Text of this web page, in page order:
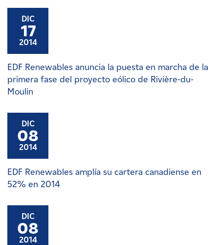
DIC
17
2014
EDF Renewables anuncia la puesta en marcha de la
primera fase del proyecto eólico de Rivière-du-
Moulin
DIC
08
2014
EDF Renewables amplía su cartera canadiense en
52% en 2014
DIC
08
2014